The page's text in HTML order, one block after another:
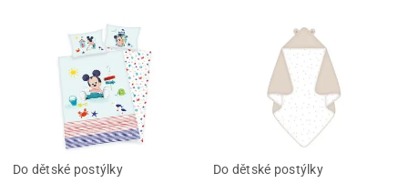
Do dětské postýlky Do dětské postýlky